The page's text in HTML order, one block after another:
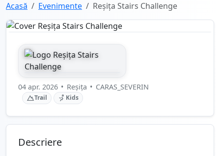
Acasă Evenimente Reșița Stairs Challenge
04 apr. 2026 • Reșița • CARAS_SEVERIN
Trail Kids
Descriere